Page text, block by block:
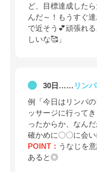
ど、目標達成した
んだ～！もうすぐ
で近そう💕頑張れ
しいな🥰」
30日…… リン
例「今日はリンパ
ッサージに行って
ったからか、なん
確かめに〇〇に会い
POINT： うなじを
あると◎